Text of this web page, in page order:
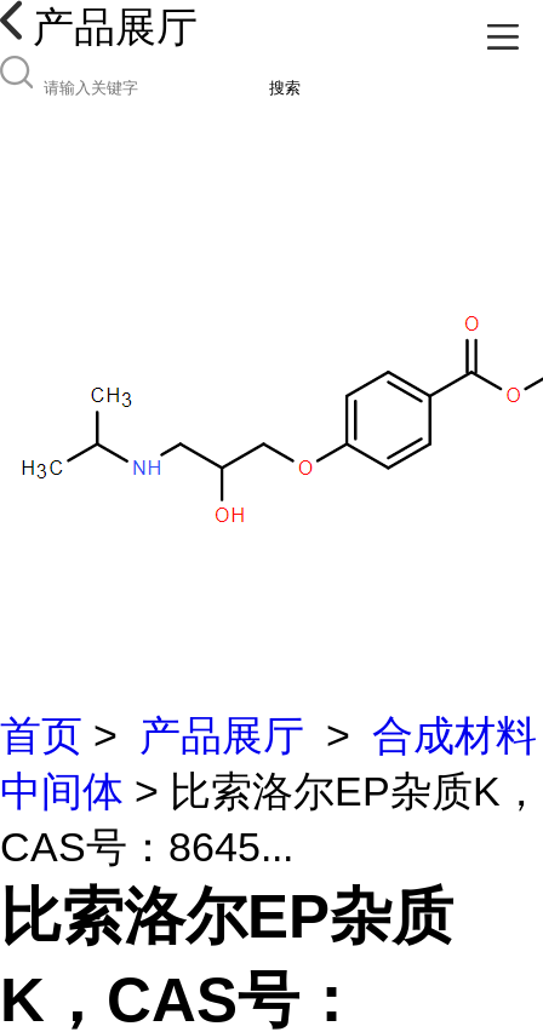
产品展厅
搜索
首页 > 产品展厅 > 合成材料
中间体 > 比索洛尔EP杂质K，
CAS号：8645...
比索洛尔EP杂质
K，CAS号：